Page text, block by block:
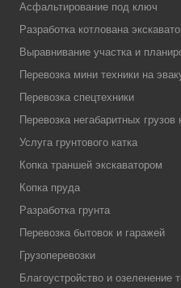
Асфальтирование под ключ
Разработка котлована
Выравнивание участка и
Перевозка мини техники на
Перевозка спецтехники
Перевозка негабаритных
Услуга грунтового катка
Копка траншей экскаватором
Копка пруда
Разработка грунта
Перевозка бытовок и гаражей
Грузоперевозки
Благоустройство и озеленение